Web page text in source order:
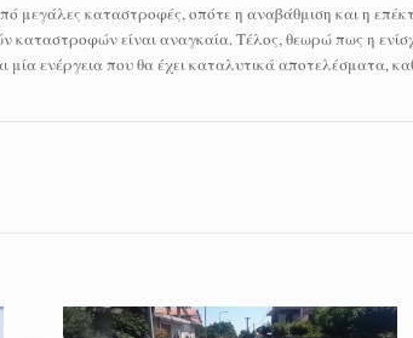
μεγάλες καταστροφές, οπότε η αναβάθμιση και η
καταστροφών είναι αναγκαία. Τέλος, θεωρώ πως η
ενέργεια που θα έχει καταλυτικά αποτελέσματα,